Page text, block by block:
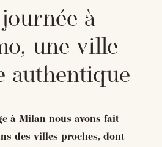
à
une ville
authentique
à Milan nous avons fait
des villes proches, dont